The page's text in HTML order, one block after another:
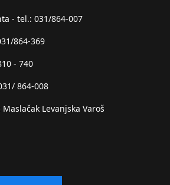
- tel.: 031/864-007
864-369
- 740
864-008
Levanjska Varoš